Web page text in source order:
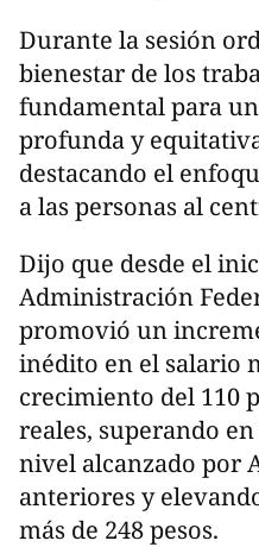
Durante la sesión
bienestar de los
fundamental para
profunda y
destacando el
a las personas al
Dijo que desde el
Administración
promovió un
inédito en el salario
crecimiento del 110
reales, superando
nivel alcanzado por
anteriores y
más de 248 pesos.